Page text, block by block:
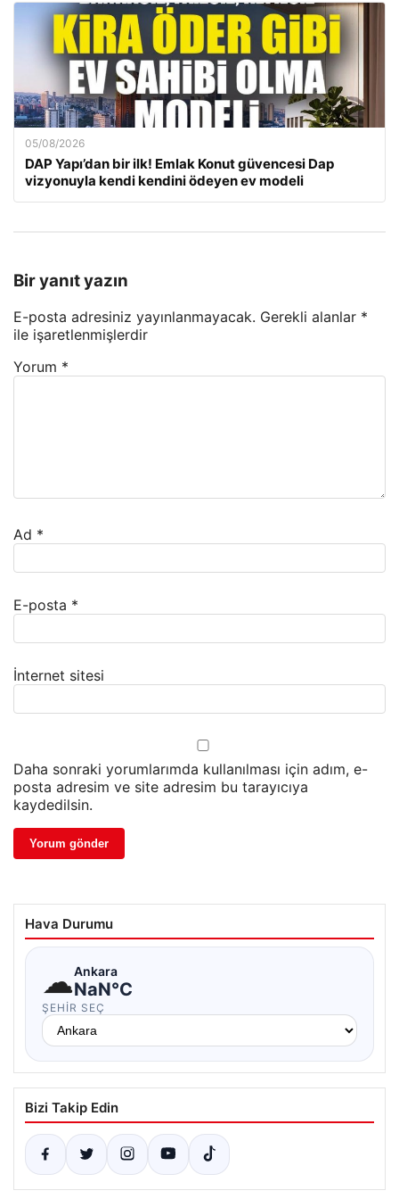
05/08/2026
DAP Yapı’dan bir ilk! Emlak Konut güvencesi Dap
vizyonuyla kendi kendini ödeyen ev modeli
Bir yanıt yazın
E-posta adresiniz yayınlanmayacak. Gerekli alanlar *
ile işaretlenmişlerdir
Yorum *
Ad *
E-posta *
İnternet sitesi
Daha sonraki yorumlarımda kullanılması için adım, e-
posta adresim ve site adresim bu tarayıcıya
kaydedilsin.
Hava Durumu
☁Ankara
NaN°C
ŞEHIR SEÇ
Bizi Takip Edin